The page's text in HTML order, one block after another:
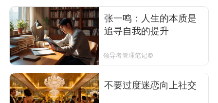
张一鸣：人生的本质是
追寻自我的提升
领导者管理笔记©
不要过度迷恋向上社交